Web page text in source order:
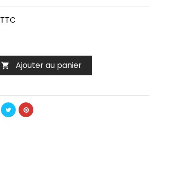
TTC
 Ajouter au panier